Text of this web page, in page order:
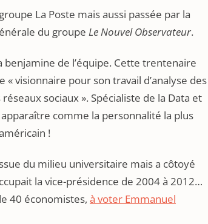
La Poste mais aussi passée par la
du groupe Le Nouvel Observateur.
de l’équipe. Cette trentenaire
« visionnaire pour son travail d’analyse des
sociaux ». Spécialiste de la Data et
comme la personnalité la plus
!
du milieu universitaire mais a côtoyé
la vice-présidence de 2004 à 2012…
40 économistes, à voter Emmanuel